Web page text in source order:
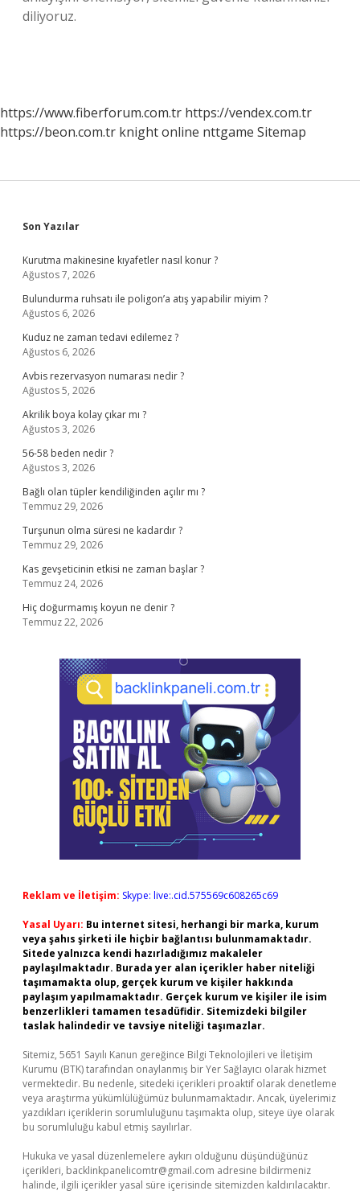
diliyoruz.
https://www.fiberforum.com.tr https://vendex.com.tr
https://beon.com.tr knight online nttgame Sitemap
Sidebar
Son Yazılar
Kurutma makinesine kıyafetler nasıl konur ?
Ağustos 7, 2026
Bulundurma ruhsatı ile poligon’a atış yapabilir miyim ?
Ağustos 6, 2026
Kuduz ne zaman tedavi edilemez ?
Ağustos 6, 2026
Avbis rezervasyon numarası nedir ?
Ağustos 5, 2026
Akrilik boya kolay çıkar mı ?
Ağustos 3, 2026
56-58 beden nedir ?
Ağustos 3, 2026
Bağlı olan tüpler kendiliğinden açılır mı ?
Temmuz 29, 2026
Turşunun olma süresi ne kadardır ?
Temmuz 29, 2026
Kas gevşeticinin etkisi ne zaman başlar ?
Temmuz 24, 2026
Hiç doğurmamış koyun ne denir ?
Temmuz 22, 2026
Reklam ve İletişim: Skype: live:.cid.575569c608265c69
Yasal Uyarı: Bu internet sitesi, herhangi bir marka, kurum
veya şahıs şirketi ile hiçbir bağlantısı bulunmamaktadır.
Sitede yalnızca kendi hazırladığımız makaleler
paylaşılmaktadır. Burada yer alan içerikler haber niteliği
taşımamakta olup, gerçek kurum ve kişiler hakkında
paylaşım yapılmamaktadır. Gerçek kurum ve kişiler ile isim
benzerlikleri tamamen tesadüfidir. Sitemizdeki bilgiler
taslak halindedir ve tavsiye niteliği taşımazlar.
Sitemiz, 5651 Sayılı Kanun gereğince Bilgi Teknolojileri ve İletişim
Kurumu (BTK) tarafından onaylanmış bir Yer Sağlayıcı olarak hizmet
vermektedir. Bu nedenle, sitedeki içerikleri proaktif olarak denetleme
veya araştırma yükümlülüğümüz bulunmamaktadır. Ancak, üyelerimiz
yazdıkları içeriklerin sorumluluğunu taşımakta olup, siteye üye olarak
bu sorumluluğu kabul etmiş sayılırlar.
Hukuka ve yasal düzenlemelere aykırı olduğunu düşündüğünüz
içerikleri, backlinkpanelicomtr@gmail.com adresine bildirmeniz
halinde, ilgili içerikler yasal süre içerisinde sitemizden kaldırılacaktır.